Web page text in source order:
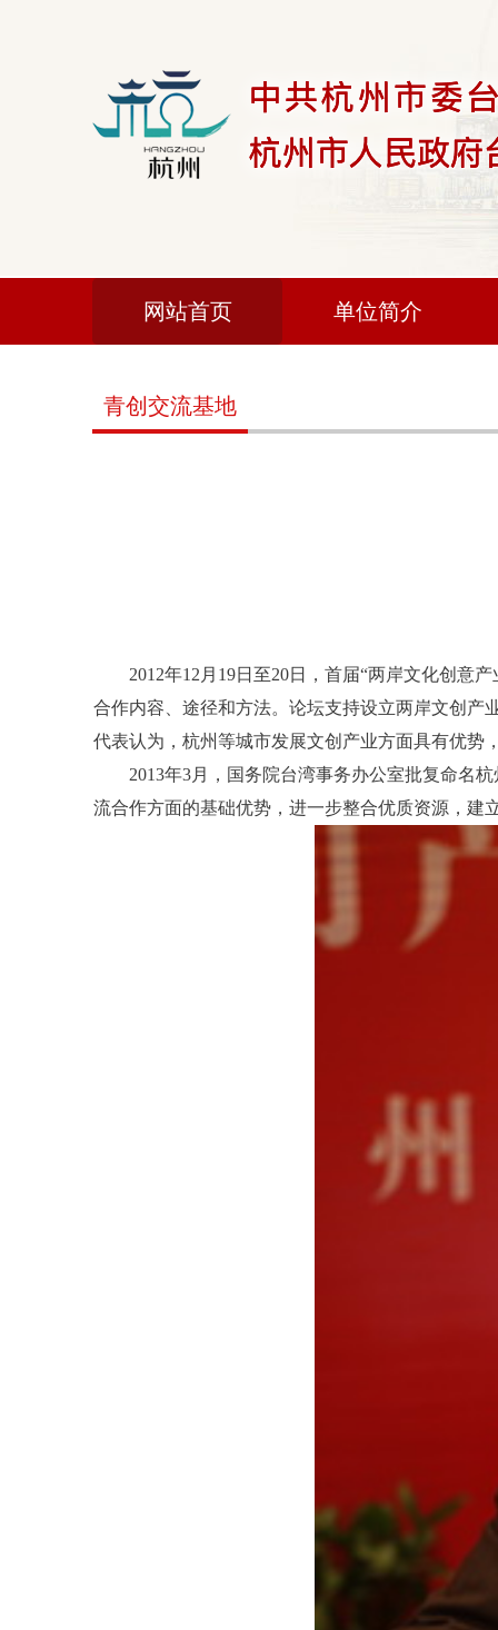
网站首页 单位简介
青创交流基地
2012年12月19日至20日，首届“两岸文化创意
合作内容、途径和方法。论坛支持设立两岸文创产
代表认为，杭州等城市发展文创产业方面具有优势
2013年3月，国务院台湾事务办公室批复命名
流合作方面的基础优势，进一步整合优质资源，建